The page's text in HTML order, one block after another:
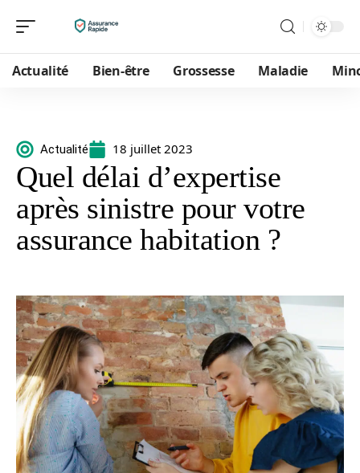
Actualité Bien-être Grossesse Maladie
Actualité 18 juillet 2023
Quel délai d’expertise
après sinistre pour votre
assurance habitation ?